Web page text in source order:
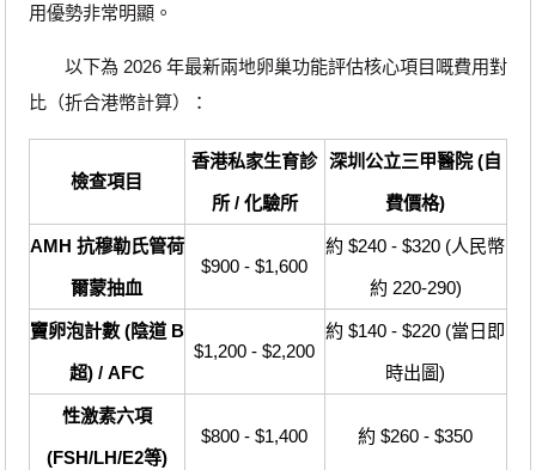
用優勢非常明顯。
以下為 2026 年最新兩地卵巢功能評估核心項目嘅費用對
比（折合港幣計算）：
檢查項目
香港私家生育診
所 / 化驗所
深圳公立三甲醫院 (自
費價格)
AMH 抗穆勒氏管荷
爾蒙抽血
$900 - $1,600
約 $240 - $320 (人民幣
約 220-290)
竇卵泡計數 (陰道 B
超) / AFC
$1,200 - $2,200
約 $140 - $220 (當日即
時出圖)
性激素六項
(FSH/LH/E2等)
$800 - $1,400 約 $260 - $350